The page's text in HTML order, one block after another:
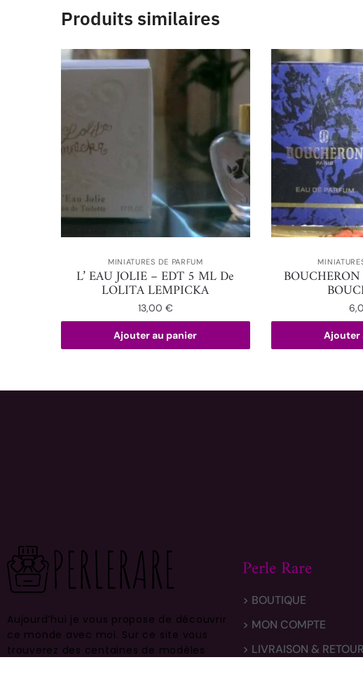
Produits similaires
MINIATURES DE PARFUM
L’ EAU JOLIE – EDT 5 ML De
LOLITA LEMPICKA
13,00 €
Ajouter au panier Ajouter
Aujourd’hui je vous propose de découvrir
ce monde avec moi. Sur ce site vous
trouverez des centaines de modèles
Perle Rare
> BOUTIQUE
> MON COMPTE
> LIVRAISON &